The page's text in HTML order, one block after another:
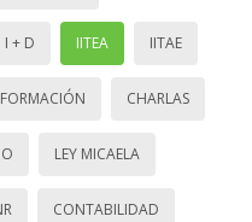
I + D IITEA IITAE
FORMACIÓN CHARLAS
LEY MICAELA
CONTABILIDAD